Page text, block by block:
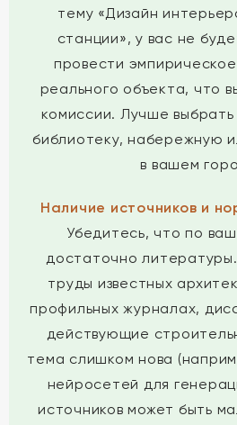
тему «Дизайн
станции», у вас не
провести
реального объекта, что
комиссии. Лучше выбрать
библиотеку, набережную
в вашем
Наличие источников и
Убедитесь, что по
достаточно
труды известных
профильных журналах,
действующие
тема слишком нова
нейросетей для
источников может быть